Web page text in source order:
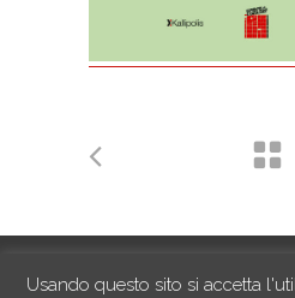
Usando questo sito si accetta